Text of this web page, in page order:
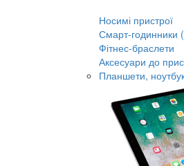
Носимі пристрої
Смарт-годинники
Фітнес-браслети
Аксесуари до
Планшети,